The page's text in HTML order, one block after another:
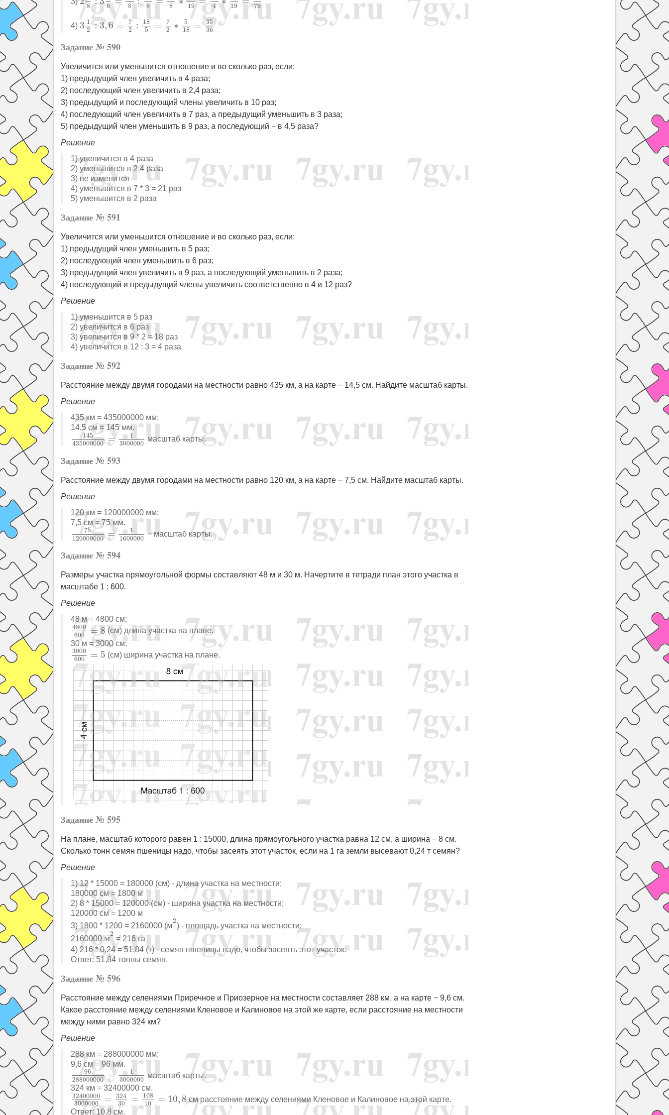
8
6
8
6
8
19
4
19
76
4) 3 1
2 : 3,6 =
7
2
:
18
5
=
7
2
∗
5
18
=
35
36
3 1 2:3, 6 = 72:18 5=72 ∗ 18 = 3536
Задание № 590
Увеличится или уменьшится отношение и во сколько раз, если:
1) предыдущий член увеличить в 4 раза;
2) последующий член увеличить в 2,4 раза;
3) предыдущий и последующий члены увеличить в 10 раз;
4) последующий член увеличить в 7 раз, а предыдущий уменьшить в 3 раза;
5) предыдущий член уменьшить в 9 раз, а последующий − в 4,5 раза?
Решение
1) увеличится в 4 раза
2) уменьшится в 2,4 раза
3) не изменится
4) уменьшится в 7 * 3 = 21 раз
5) уменьшится в 2 раза
Задание № 591
Увеличится или уменьшится отношение и во сколько раз, если:
1) предыдущий член уменьшить в 5 раз;
2) последующий член уменьшить в 6 раз;
3) предыдущий член увеличить в 9 раз, а последующий уменьшить в 2 раза;
4) последующий и предыдущий члены увеличить соответственно в 4 и 12 раз?
Решение
1) уменьшится в 5 раз
2) увеличится в 6 раз
3) увеличится в 9 * 2 = 18 раз
4) увеличится в 12 : 3 = 4 раза
Задание № 592
Расстояние между двумя городами на местности равно 435 км, а на карте − 14,5 см. Найдите масштаб карты.
Решение
435 км = 435000000 мм;
14,5 см = 145 мм.
145
435000000 =
1
3000000
145435000000
масштаб карты.
Задание № 593
Расстояние между двумя городами на местности равно 120 км, а на карте − 7,5 см. Найдите масштаб карты.
Решение
120 км = 120000000 мм;
7,5 см = 75 мм.
75
120000000 =
1
1600000
75120000000=
− масштаб карты.
Задание № 594
Размеры участка прямоугольной формы составляют 48 м и 30 м. Начертите в тетради план этого участка в
масштабе 1 : 600.
Решение
48 м = 4800 см;
4800
600
= 8
4800600=8
(см) длина участка на плане.
30 м = 3000 см;
3000
600
= 5
3000600= 5
(см) ширина участка на плане.
Задание № 595
На плане, масштаб которого равен 1 : 15000, длина прямоугольного участка равна 12 см, а ширина − 8 см.
Сколько тонн семян пшеницы надо, чтобы засеять этот участок, если на 1 га земли высевают 0,24 т семян?
Решение
1) 12 * 15000 = 180000 (см) - длина участка на местности;
180000 см = 1800 м
2) 8 * 15000 = 120000 (см) - ширина участка на местности;
120000 см = 1200 м
3) 1800 * 1200 = 2160000 (м2
м2
) - площадь участка на местности;
2160000м2
м2
= 216 га
4) 216 * 0,24 = 51,84 (т) - семян пшеницы надо, чтобы засеять этот участок.
Ответ: 51,84 тонны семян.
Задание № 596
Расстояние между селениями Приречное и Приозерное на местности составляет 288 км, а на карте − 9,6 см.
Какое расстояние между селениями Кленовое и Калиновое на этой же карте, если расстояние на местности
между ними равно 324 км?
Решение
288 км = 288000000 мм;
9,6 см = 96 мм.
96
288000000 =
1
3000000
96288000000= 1
масштаб карты.
324 км = 32400000 см.
32400000
3000000
=
324
30
=
108
10
= 10, 8
32400000 3000000
см расстояние между селениями Кленовое и Калиновое на этой карте.
Ответ: 10,8 см.